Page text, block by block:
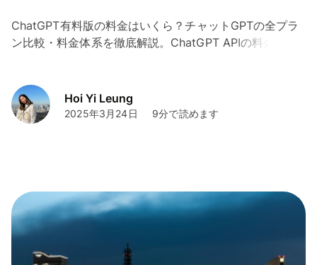
ChatGPT有料版の料金はいくら？チャットGPTの全プラ
ン比較・料金体系を徹底解説。ChatGPT APIの料金や他
Hoi Yi Leung
2025年3月24日 9分で読めます